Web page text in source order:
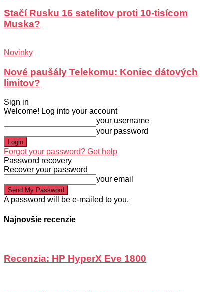
Stačí Rusku 16 satelitov proti 10-tisícom
Muska?
Novinky
Nové paušály Telekomu: Koniec dátových
limitov?
Sign in
Welcome! Log into your account
your username
your password
Forgot your password? Get help
Password recovery
Recover your password
your email
A password will be e-mailed to you.
Najnovšie recenzie
Recenzia: HP HyperX Eve 1800